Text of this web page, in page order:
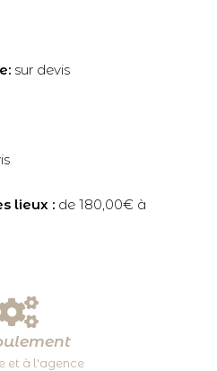
sur devis
lieux : de 180,00€ à
et à l'agence